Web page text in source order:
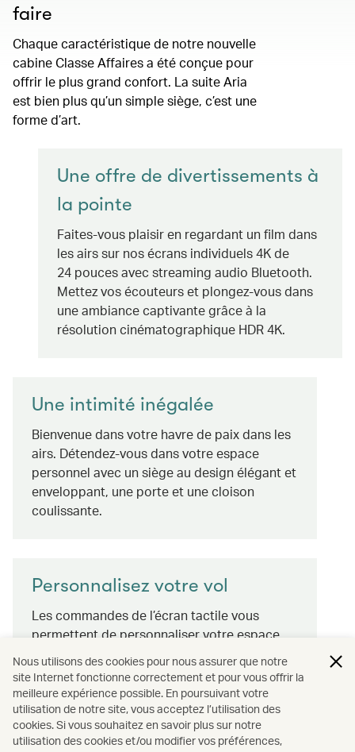
faire
Chaque caractéristique de notre nouvelle
cabine Classe Affaires a été conçue pour
offrir le plus grand confort. La suite Aria
est bien plus qu’un simple siège, c’est une
forme d’art.
Une offre de divertissements à
la pointe
Faites-vous plaisir en regardant un film dans
les airs sur nos écrans individuels 4K de
24 pouces avec streaming audio Bluetooth.
Mettez vos écouteurs et plongez-vous dans
une ambiance captivante grâce à la
résolution cinématographique HDR 4K.
Une intimité inégalée
Bienvenue dans votre havre de paix dans les
airs. Détendez-vous dans votre espace
personnel avec un siège au design élégant et
enveloppant, une porte et une cloison
coulissante.
Personnalisez votre vol
Les commandes de l’écran tactile vous
permettent de personnaliser votre espace
boutons secondaires sont à portée de main,
même en mode couchette. Personnalisez
votre éclairage d’ambiance depuis n’importe
quelle position de siège sans déranger les
autres passagers. Avec ou sans lumière, le
Nous utilisons des cookies pour nous assurer que notre
site Internet fonctionne correctement et pour vous offrir la
meilleure expérience possible. En poursuivant votre
utilisation de notre site, vous acceptez l’utilisation des
cookies. Si vous souhaitez en savoir plus sur notre
utilisation des cookies et/ou modifier vos préférences,